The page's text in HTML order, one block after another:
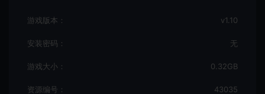
游戏版本： v1.10
安装密码： 无
游戏大小： 0.32GB
资源编号： 43035